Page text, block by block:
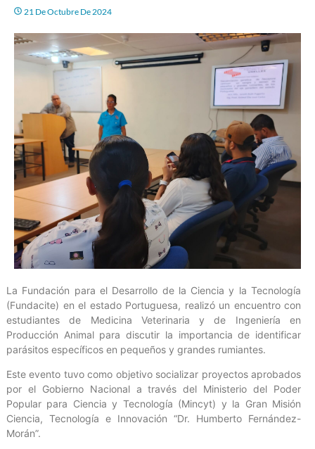
21 De Octubre De 2024
La Fundación para el Desarrollo de la Ciencia y la Tecnología
(Fundacite) en el estado Portuguesa, realizó un encuentro con
estudiantes de Medicina Veterinaria y de Ingeniería en
Producción Animal para discutir la importancia de identificar
parásitos específicos en pequeños y grandes rumiantes.
Este evento tuvo como objetivo socializar proyectos aprobados
por el Gobierno Nacional a través del Ministerio del Poder
Popular para Ciencia y Tecnología (Mincyt) y la Gran Misión
Ciencia, Tecnología e Innovación “Dr. Humberto Fernández-
Morán”.